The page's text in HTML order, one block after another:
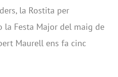
la Rostita per
la Festa Major del maig de
Maurell ens fa cinc